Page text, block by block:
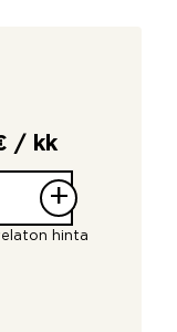
/ kk
+
hinta